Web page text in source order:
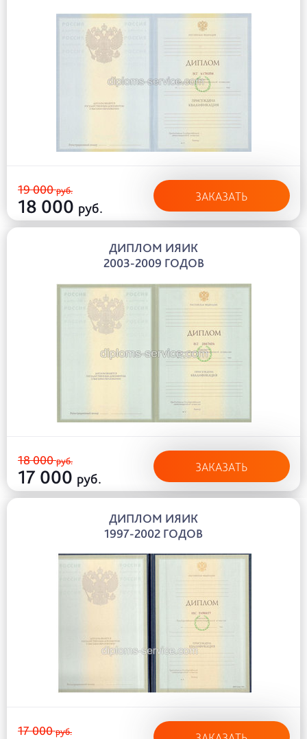
19 000руб.
18 000 руб.
ЗАКАЗАТЬ
ДИПЛОМ ИЯИК
2003-2009 ГОДОВ
18 000руб.
17 000 руб.
ЗАКАЗАТЬ
ДИПЛОМ ИЯИК
1997-2002 ГОДОВ
17 000руб.